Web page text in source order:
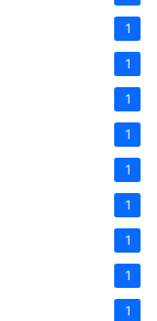
1
1
1
1
1
1
1
1
1